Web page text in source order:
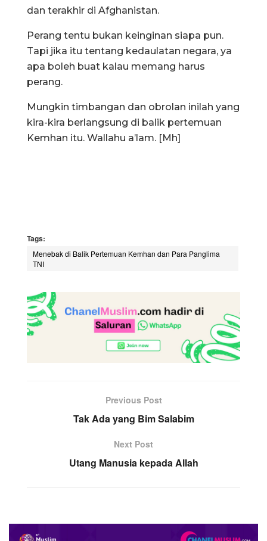
dan terakhir di Afghanistan.
Perang tentu bukan keinginan siapa pun.
Tapi jika itu tentang kedaulatan negara, ya
apa boleh buat kalau memang harus
perang.
Mungkin timbangan dan obrolan inilah yang
kira-kira berlangsung di balik pertemuan
Kemhan itu. Wallahu a’lam. [Mh]
Tags:
Menebak di Balik Pertemuan Kemhan dan Para Panglima
TNI
Previous Post
Tak Ada yang Bim Salabim
Next Post
Utang Manusia kepada Allah